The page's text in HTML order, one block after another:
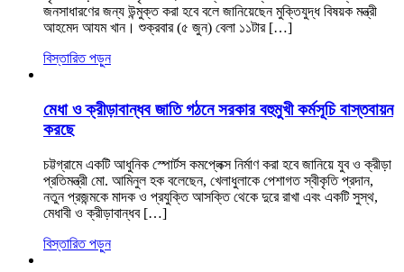
জনসাধারণের জন্য উন্মুক্ত করা হবে বলে জানিয়েছেন মুক্তিযুদ্ধ বিষয়ক মন্ত্রী
আহমেদ আযম খান। শুক্রবার (৫ জুন) বেলা ১১টার […]
বিস্তারিত পড়ুন
মেধা ও ক্রীড়াবান্ধব জাতি গঠনে সরকার বহুমুখী কর্মসূচি বাস্তবায়ন
করছে
চট্টগ্রামে একটি আধুনিক স্পোর্টস কমপ্লেক্স নির্মাণ করা হবে জানিয়ে যুব ও ক্রীড়া
প্রতিমন্ত্রী মো. আমিনুল হক বলেছেন, খেলাধুলাকে পেশাগত স্বীকৃতি প্রদান,
নতুন প্রজন্মকে মাদক ও প্রযুক্তি আসক্তি থেকে দুরে রাখা এবং একটি সুস্থ,
মেধাবী ও ক্রীড়াবান্ধব […]
বিস্তারিত পড়ুন